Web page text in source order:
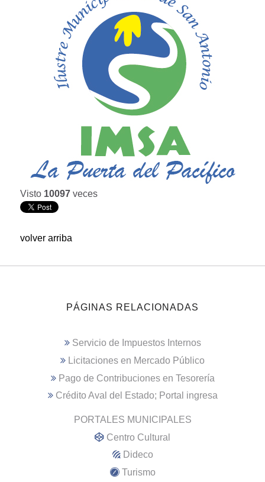
Visto 10097 veces
volver arriba
PÁGINAS RELACIONADAS
Servicio de Impuestos Internos
Licitaciones en Mercado Público
Pago de Contribuciones en Tesorería
Crédito Aval del Estado; Portal ingresa
PORTALES MUNICIPALES
Centro Cultural
Dideco
Turismo